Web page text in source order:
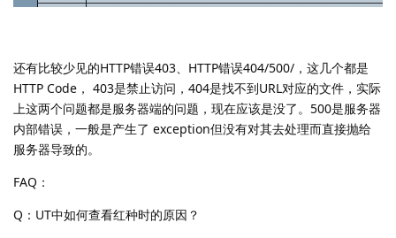
还有比较少见的HTTP错误403、HTTP错误404/500/，这几个都是
HTTP Code， 403是禁止访问，404是找不到URL对应的文件，实际
上这两个问题都是服务器端的问题，现在应该是没了。500是服务器
内部错误，一般是产生了 exception但没有对其去处理而直接抛给
服务器导致的。
FAQ：
Q：UT中如何查看红种时的原因？